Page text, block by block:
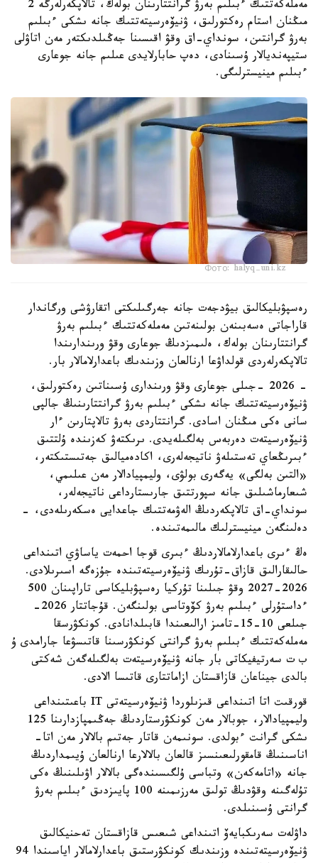
مەملەكەتتىك ءبىلىم بەرۋ گرانتتارىنان بولەك، تالاپكەرلەرگە 2
مىڭنان استام رەكتورلىق، ۋنيۆەرسيتەتتىك جانە ىشكى ءبىلىم
بەرۋ گرانتىن، سونداي-اق وقۋ اقىسىنا جەڭىلدىكتەر مەن اتاۋلى
ستيپەنديالار ۇسىنادى، دەپ حابارلايدى عىلىم جانە جوعارى
ءبىلىم مينيسترلىگى.
Фото: halyq-uni.kz
رەسپۋبليكالىق بيۋدجەت جانە جەرگىلىكتى اتقارۋشى ورگاندار
قاراجاتى ەسەبىنەن بولىنەتىن مەملەكەتتىك ءبىلىم بەرۋ
گرانتتارىنان بولەك، ەلىمىزدىڭ جوعارى وقۋ ورىندارىندا
تالاپكەرلەردى قولداۋعا ارنالعان وزىندىك باعدارلامالار بار.
- 2026 -جىلى جوعارى وقۋ ورىندارى ۇسىناتىن رەكتورلىق،
ۋنيۆەرسيتەتتىك جانە ىشكى ءبىلىم بەرۋ گرانتتارىنىڭ جالپى
سانى ەكى مىڭنان اسادى. گرانتتاردى بەرۋ تالاپتارىن ءار
ۋنيۆەرسيتەت دەربەس بەلگىلەيدى. ىرىكتەۋ كەزىندە ۇلتتىق
ءبىرىڭعاي تەستىلەۋ ناتيجەلەرى، اكادەميالىق جەتىستىكتەر،
«التىن بەلگى» يەگەرى بولۋى، وليمپيادالار مەن عىلىمي،
شىعارماشىلىق جانە سپورتتىق جارىستارداعى ناتيجەلەر،
سونداي-اق تالاپكەردىڭ الەۋمەتتىك جاعدايى ەسكەرىلەدى، -
دەلىنگەن مينيسترلىك مالىمەتىندە.
ەڭ ءىرى باعدارلامالاردىڭ ءبىرى قوجا احمەت ياساۋي اتىنداعى
حالىقارالىق قازاق-تۇرىك ۋنيۆەرسيتەتىندە جۇزەگە اسىرىلادى.
2026-2027 وقۋ جىلىنا تۇركيا رەسپۋبليكاسى تاراپىنان 500
ءداستۇرلى ءبىلىم بەرۋ كۆوتاسى بولىنگەن. قۇجاتتار 2026-
جىلعى 10-15-تامىز ارالىعىندا قابىلدانادى. كونكۋرسقا
مەملەكەتتىك ءبىلىم بەرۋ گرانتى كونكۋرسىنا قاتىسۋعا جارامدى ۇ
ب ت سەرتيفيكاتى بار جانە ۋنيۆەرسيتەت بەلگىلەگەن شەكتى
بالدى جيناعان قازاقستان ازاماتتارى قاتىسا الادى.
قورقىت اتا اتىنداعى قىزىلوردا ۋنيۆەرسيتەتى IT باعىتىنداعى
وليمپيادالار، جوبالار مەن كونكۋرستاردىڭ جەڭىمپازدارىنا 125
ىشكى گرانت ءبولدى. سونىمەن قاتار جەتىم بالالار مەن اتا-
اناسىنىڭ قامقورلىعىنسىز قالعان بالالارعا ارنالعان ۇيىمداردىڭ
جانە «اتامەكەن» وتباسى ۇلگىسىندەگى بالالار اۋىلىنىڭ ەكى
تۇلەگىنە وقۋدىڭ تولىق مەرزىمىنە 100 پايىزدىق ءبىلىم بەرۋ
گرانتى ۇسىنىلدى.
داۋلەت سەرىكبايەۆ اتىنداعى شىعىس قازاقستان تەحنيكالىق
ۋنيۆەرسيتەتىندە وزىندىك كونكۋرستىق باعدارلامالار اياسىندا 94